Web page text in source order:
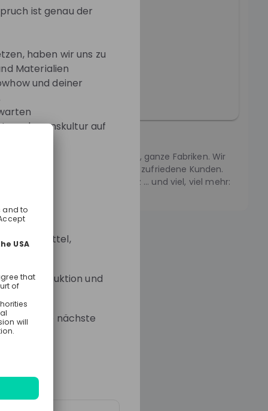
innovative Ideen, neue Produkte, ganze Fabriken. Wir
Regale, volle Kühlschränke, voll zufriedene Kunden.
Arbeitsplätze, Perspektiven, Stolz … und viel, viel mehr:
ist genau der
haben wir uns zu
Materialien
und deiner
auf
Lebensmittel,
Produktion und
für deine nächste